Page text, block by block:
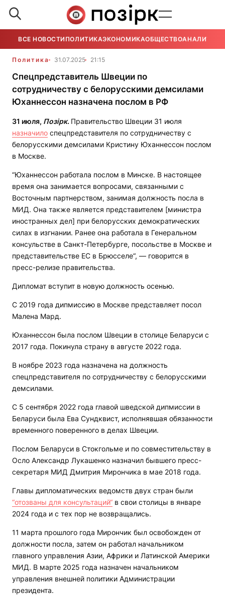
ВСЕ НОВОСТИ ПОЛИТИКАЭКОНОМИКАОБЩЕСТВОАНАЛИТИКА
Политика 31.07.2025 21:15
Спецпредставитель Швеции по
сотрудничеству с белорусскими демсилами
Юханнессон назначена послом в РФ
31 июля, Позірк. Правительство Швеции 31 июля
назначило спецпредставителя по сотрудничеству с
белорусскими демсилами Кристину Юханнессон послом
в Москве.
“Юханнессон работала послом в Минске. В настоящее
время она занимается вопросами, связанными с
Восточным партнерством, занимая должность посла в
МИД. Она также является представителем [министра
иностранных дел] при белорусских демократических
силах в изгнании. Ранее она работала в Генеральном
консульстве в Санкт-Петербурге, посольстве в Москве и
представительстве ЕС в Брюсселе“, — говорится в
пресс-релизе правительства.
Дипломат вступит в новую должность осенью.
С 2019 года дипмиссию в Москве представляет посол
Малена Мард.
Юханнессон была послом Швеции в столице Беларуси с
2017 года. Покинула страну в августе 2022 года.
В ноябре 2023 года назначена на должность
спецпредставителя по сотрудничеству с белорусскими
демсилами.
С 5 сентября 2022 года главой шведской дипмиссии в
Беларуси была Ева Сундквист, исполнявшая обязанности
временного поверенного в делах Швеции.
Послом Беларуси в Стокгольме и по совместительству в
Осло Александр Лукашенко назначил бывшего пресс-
секретаря МИД Дмитрия Мирончика в мае 2018 года.
Главы дипломатических ведомств двух стран были
“отозваны для консультаций“ в свои столицы в январе
2024 года и с тех пор не возвращались.
11 марта прошлого года Мирончик был освобожден от
должности посла, затем он работал начальником
главного управления Азии, Африки и Латинской Америки
МИД. В марте 2025 года назначен начальником
управления внешней политики Администрации
президента.